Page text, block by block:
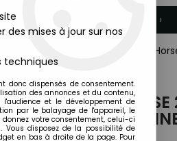
the Universe 200X - NECA Four
OF THE
- STATUE
des mises à jour sur nos
techniques
donc dispensés de consentement.
des annonces et du contenu,
et le développement de
par le balayage de l'appareil, le
votre consentement, celui-ci
Vous disposez de la possibilité de
en bas à droite de la page. Pour